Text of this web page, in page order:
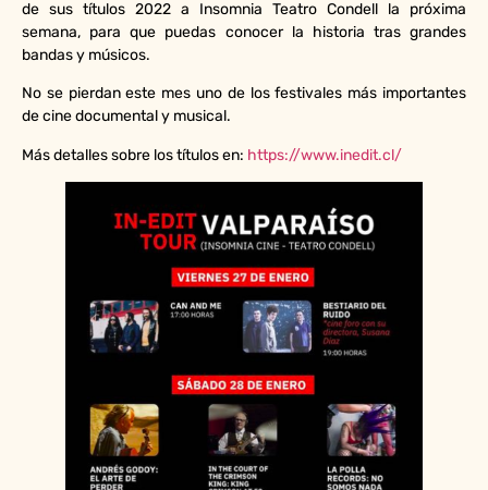
de sus títulos 2022 a Insomnia Teatro Condell la próxima
semana, para que puedas conocer la historia tras grandes
bandas y músicos.
No se pierdan este mes uno de los festivales más importantes
de cine documental y musical.
Más detalles sobre los títulos en: https://www.inedit.cl/